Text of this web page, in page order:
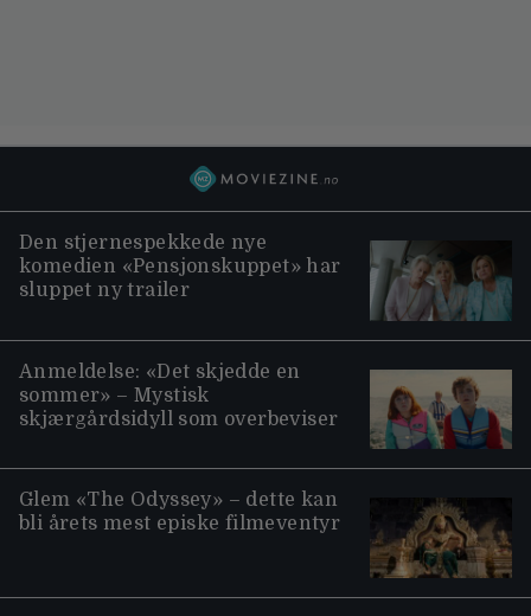
Den stjernespekkede nye
komedien «Pensjonskuppet» har
sluppet ny trailer
Anmeldelse: «Det skjedde en
sommer» – Mystisk
skjærgårdsidyll som overbeviser
Glem «The Odyssey» – dette kan
bli årets mest episke filmeventyr